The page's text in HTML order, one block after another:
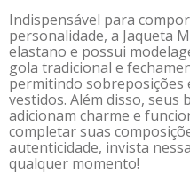
Indispensável para
personalidade, a Jaqueta
elastano e possui
gola tradicional e
permitindo sobreposições
vestidos. Além disso,
adicionam charme e
completar suas
autenticidade, invista
qualquer momento!